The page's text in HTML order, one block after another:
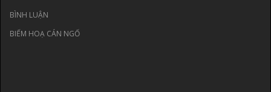
BÌNH LUẬN
BIẾM HOẠ CÁN NGỐ